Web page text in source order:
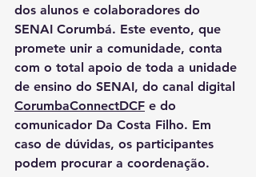
dos alunos e colaboradores do
SENAI Corumbá. Este evento, que
promete unir a comunidade, conta
com o total apoio de toda a unidade
de ensino do SENAI, do canal digital
CorumbaConnectDCF e do
comunicador Da Costa Filho. Em
caso de dúvidas, os participantes
podem procurar a coordenação.